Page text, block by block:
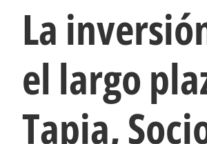
La
el largo
Tapia,